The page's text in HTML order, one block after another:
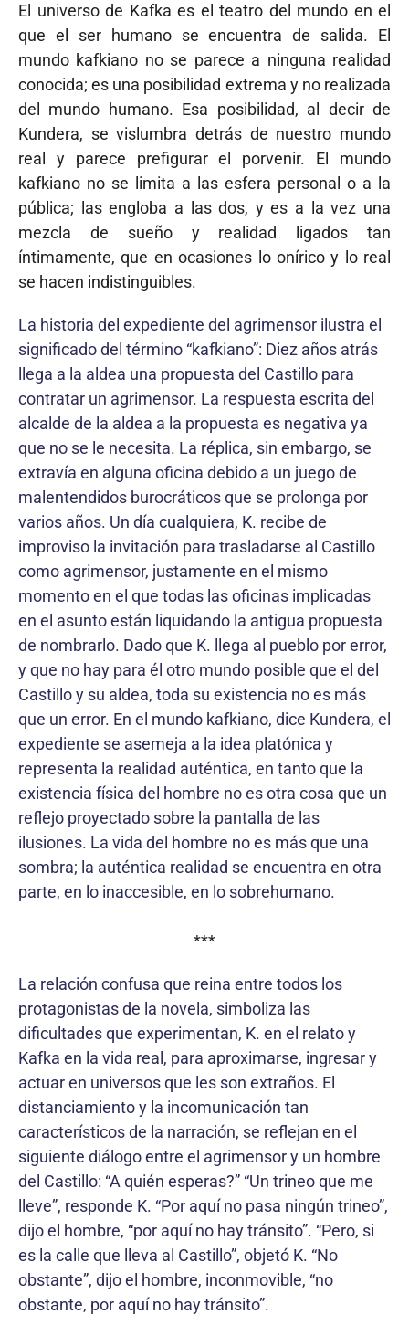
El universo de Kafka es el teatro del mundo en el
que el ser humano se encuentra de salida. El
mundo kafkiano no se parece a ninguna realidad
conocida; es una posibilidad extrema y no realizada
del mundo humano. Esa posibilidad, al decir de
Kundera, se vislumbra detrás de nuestro mundo
real y parece prefigurar el porvenir. El mundo
kafkiano no se limita a las esfera personal o a la
pública; las engloba a las dos, y es a la vez una
mezcla de sueño y realidad ligados tan
íntimamente, que en ocasiones lo onírico y lo real
se hacen indistinguibles.
La historia del expediente del agrimensor ilustra el
significado del término “kafkiano”: Diez años atrás
llega a la aldea una propuesta del Castillo para
contratar un agrimensor. La respuesta escrita del
alcalde de la aldea a la propuesta es negativa ya
que no se le necesita. La réplica, sin embargo, se
extravía en alguna oficina debido a un juego de
malentendidos burocráticos que se prolonga por
varios años. Un día cualquiera, K. recibe de
improviso la invitación para trasladarse al Castillo
como agrimensor, justamente en el mismo
momento en el que todas las oficinas implicadas
en el asunto están liquidando la antigua propuesta
de nombrarlo. Dado que K. llega al pueblo por error,
y que no hay para él otro mundo posible que el del
Castillo y su aldea, toda su existencia no es más
que un error. En el mundo kafkiano, dice Kundera, el
expediente se asemeja a la idea platónica y
representa la realidad auténtica, en tanto que la
existencia física del hombre no es otra cosa que un
reflejo proyectado sobre la pantalla de las
ilusiones. La vida del hombre no es más que una
sombra; la auténtica realidad se encuentra en otra
parte, en lo inaccesible, en lo sobrehumano.
***
La relación confusa que reina entre todos los
protagonistas de la novela, simboliza las
dificultades que experimentan, K. en el relato y
Kafka en la vida real, para aproximarse, ingresar y
actuar en universos que les son extraños. El
distanciamiento y la incomunicación tan
característicos de la narración, se reflejan en el
siguiente diálogo entre el agrimensor y un hombre
del Castillo: “A quién esperas?” “Un trineo que me
lleve”, responde K. “Por aquí no pasa ningún trineo”,
dijo el hombre, “por aquí no hay tránsito”. “Pero, si
es la calle que lleva al Castillo”, objetó K. “No
obstante”, dijo el hombre, inconmovible, “no
obstante, por aquí no hay tránsito”.